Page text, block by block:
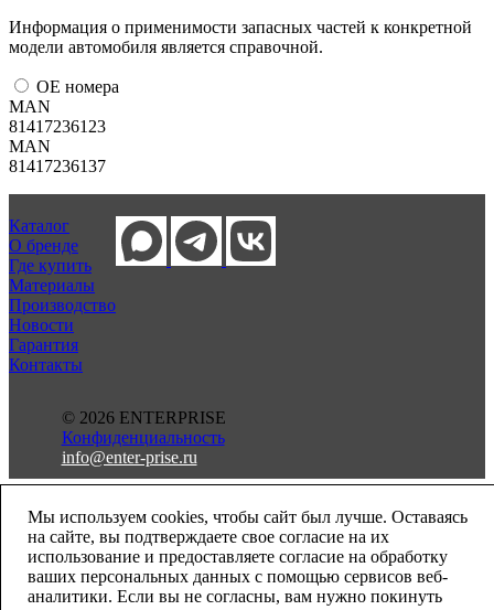
Информация о применимости запасных частей к конкретной
модели автомобиля является справочной.
ОЕ номера
MAN
81417236123
MAN
81417236137
Каталог
О бренде
Где купить
Материалы
Производство
Новости
Гарантия
Контакты
© 2026 ENTERPRISE
Конфиденциальность
info@enter-prise.ru
Мы используем cookies, чтобы сайт был лучше. Оставаясь
на сайте, вы подтверждаете свое согласие на их
использование и предоставляете согласие на обработку
ваших персональных данных с помощью сервисов веб-
аналитики. Если вы не согласны, вам нужно покинуть